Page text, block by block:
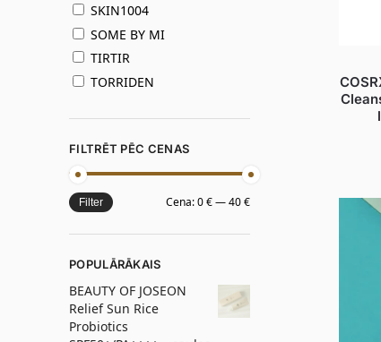
SKIN1004
SOME BY MI
TIRTIR
TORRIDEN
FILTRĒT PĒC CENAS
Filter Cena:0 €—40 €
POPULĀRĀKAIS
BEAUTY OF JOSEON
Relief Sun Rice
Probiotics